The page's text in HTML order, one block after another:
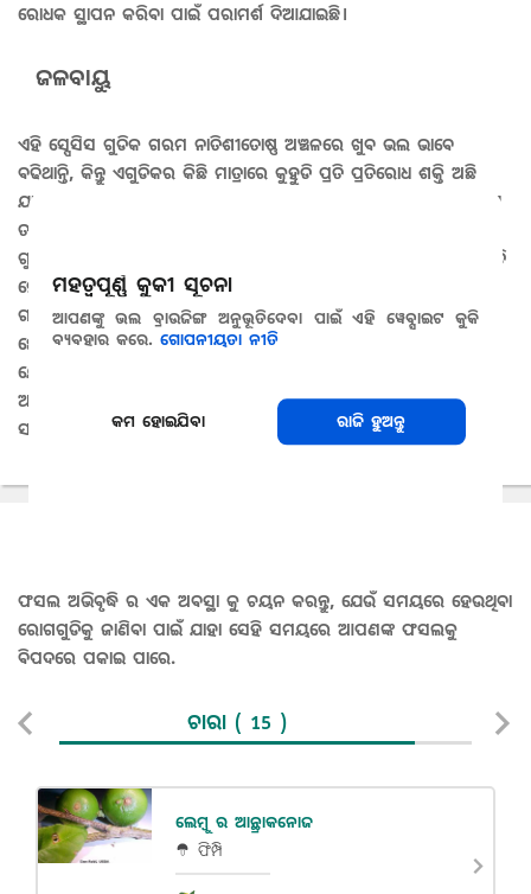
ରୋଧକ ସ୍ଥାପନ କରିବା ପାଇଁ ପରାମର୍ଶ ଦିଆଯାଇଛି।
ଜଳବାୟୁ
ଏହି ସ୍ପେସିସ ଗୁଡିକ ଗରମ ନାତିଶୀତୋଷ୍ଣ ଅଞ୍ଚଳରେ ଖୁବ ଭଲ ଭାବେ
ବଢିଥାନ୍ତି, କିନ୍ତୁ ଏଗୁଡିକର କିଛି ମାତ୍ରାରେ କୁହୁଡି ପ୍ରତି ପ୍ରତିରୋଧ ଶକ୍ତି ଅଛି
ଯାହା କିସମ ହିସାବରେ ଭିନ୍ନ ହୋଇଥାଏ। ଯଦି ଜମିରେ ଆର୍ଦ୍ରତା ଯଥେଷ୍ଟ ଥାଏ
ତାହେଲ ଲେମ୍ବୁଜାତୀୟ ଫସଲ ଉଚ୍ଚ ତାପମାତ୍ରାକୁ ସହ୍ୟ କରିପାରିବେ। ଗଛ
ଗୁଡିକ ର ଥଣ୍ଡା ତାପମାନ କୁ ମଧ୍ୟ କିଛି ପ୍ରତିରୋଧ କରିପାରେ କିନ୍ତୁ ଘନ କୁହୁଡି
ହେଉଥିବା ଅଞ୍ଚଳରେ ଏହି ଚାଷ ପାଇଁ ଅନୁମୋଦନ କରାଯାଏ ନାହିଁ। କିସମ,
ଗଛର ବୟସ ଏବଂ ସ୍ୱାସ୍ଥ୍ୟ ଉପରେ କୁହୁଡି ପ୍ରତି ପ୍ରତିରୋଧତା ନିର୍ଭର କରେ।
ଛୋଟ ଗଛ ସବୁ ହାଲୁକା କୁହୁଡିରେ ମଧ୍ୟ ନଷ୍ଟ ହୋଇଯାଇପାରେ
ଯେତେବେଳେକି ଖାପ ଖୁଆଇ ବଞ୍ଚିଥିବା ବଡ ଗଛ -5° C ପର୍ଯ୍ୟନ୍ତ ତାପମାତ୍ରା
ଅଳ୍ପ ସମୟ ପାଇଁ ସହ୍ୟ କରିପାରେ। ଚାପ ରେ ଥିବା ଗଛ ଗୁଡିକ ଅଧିକ
ସମ୍ବେଦନଶୀଳ ଅଟନ୍ତି।
ଫସଲ ଅଭିବୃଦ୍ଧି ର ଏକ ଅବସ୍ଥା କୁ ଚୟନ କରନ୍ତୁ, ଯେଉଁ ସମୟରେ ହେଉଥିବା
ରୋଗଗୁଡିକୁ ଜାଣିବା ପାଇଁ ଯାହା ସେହି ସମୟରେ ଆପଣଙ୍କ ଫସଲକୁ
ବିପଦରେ ପକାଇ ପାରେ.
ଚାରା ( 15 )
ଲେମ୍ବୁ ର ଆନ୍ଥ୍ରାକନୋଜ
ଫିମ୍ପି
ମହତ୍ୱପୂର୍ଣ୍ଣ କୁକୀ ସୂଚନା
ଆପଣଙ୍କୁ ଭଲ ବ୍ରାଉଜିଙ୍ଗ ଅନୁଭୂତିଦେବା ପାଇଁ ଏହି ୱେବ୍ସାଇଟ କୁକି
ବ୍ୟବହାର କରେ. ଗୋପନୀୟତା ନୀତି
କମ ହୋଇଯିବା ରାଜି ହୁଅନ୍ତୁ